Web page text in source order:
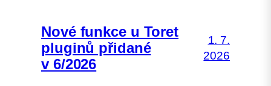
Nové funkce u Toret
pluginů přidané
v 6/2026
1. 7.
2026